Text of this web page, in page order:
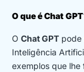
O que é Chat
O Chat GPT pode
Inteligência
exemplos que